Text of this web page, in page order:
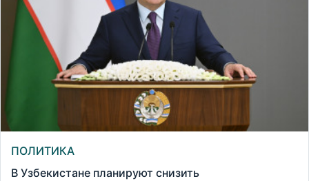
ПОЛИТИКА
В Узбекистане планируют снизить